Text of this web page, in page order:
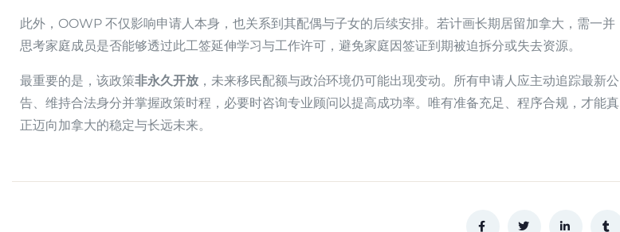
此外，OOWP 不仅影响申请人本身，也关系到其配偶与子女的后续安排。若计画长期居留加拿大，需一并
思考家庭成员是否能够透过此工签延伸学习与工作许可，避免家庭因签证到期被迫拆分或失去资源。
最重要的是，该政策非永久开放 ，未来移民配额与政治环境仍可能出现变动。所有申请人应主动追踪最新公
告、维持合法身分并掌握政策时程，必要时咨询专业顾问以提高成功率。唯有准备充足、程序合规，才能真
正迈向加拿大的稳定与长远未来。